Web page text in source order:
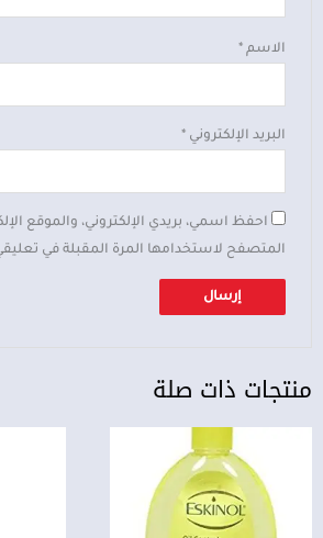
الاسم*
البريد الإلكتروني *
احفظ اسمي، بريدي الإلكتروني، والموقع
المتصفح لاستخدامها المرة المقبلة في
منتجات ذات صلة